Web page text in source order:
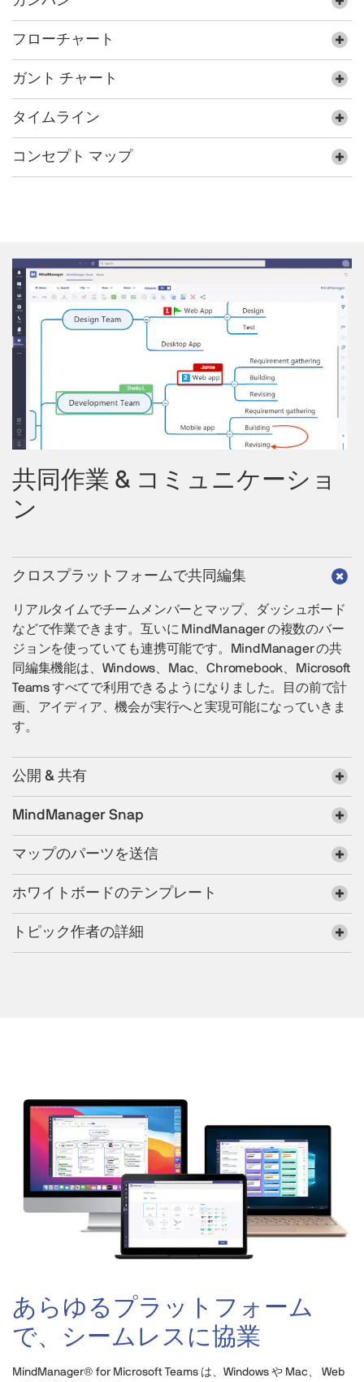
フローチャート
ガント チャート
タイムライン
コンセプト マップ
共同作業 & コミュニケーショ
ン
クロスプラットフォームで共同編集
リアルタイムでチームメンバーとマップ、ダッシュボード
などで作業できます。互いに MindManager の複数のバー
ジョンを使っていても連携可能です。MindManager の共
同編集機能は、Windows、Mac、Chromebook、Microsoft
Teams すべてで利用できるようになりました。目の前で計
画、アイディア、機会が実行へと実現可能になっていきま
す。
公開 & 共有
MindManager Snap
マップのパーツを送信
ホワイトボードのテンプレート
トピック作者の詳細
あらゆるプラットフォーム
で、シームレスに協業
MindManager® for Microsoft Teams は、Windows や Mac、 Web